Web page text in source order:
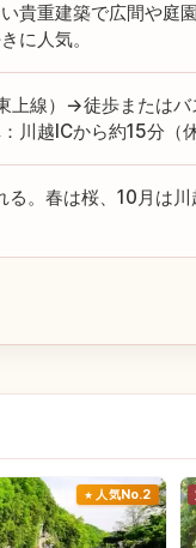
貴重建築で広間や庭
に人気。
上線）→徒歩またはバ
川越ICから約15分（
る。春は桜、10月は
人気No.2